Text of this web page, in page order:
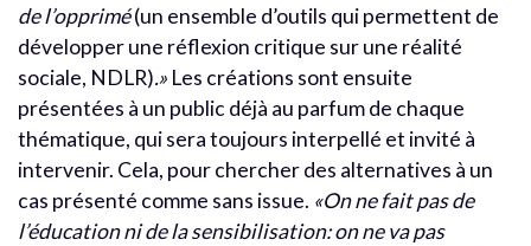
de l’opprimé(un ensemble d’outils qui permettent de
développer une réflexion critique sur une réalité
sociale, NDLR).» Les créations sont ensuite
présentées à un public déjà au parfum de chaque
thématique, qui sera toujours interpellé et invité à
intervenir. Cela, pour chercher des alternatives à un
cas présenté comme sans issue. «On ne fait pas de
l’éducation ni de la sensibilisation: on ne va pas